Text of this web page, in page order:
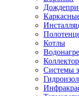
Котлы
Системы